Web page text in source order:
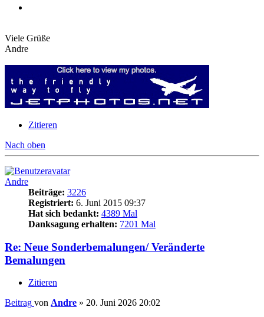
Viele Grüße
Andre
Zitieren
Nach oben
Andre
Beiträge: 3226
Registriert: 6. Juni 2015 09:37
Hat sich bedankt: 4389 Mal
Danksagung erhalten: 7201 Mal
Re: Neue Sonderbemalungen/ Veränderte
Bemalungen
Zitieren
Beitrag von Andre » 20. Juni 2026 20:02